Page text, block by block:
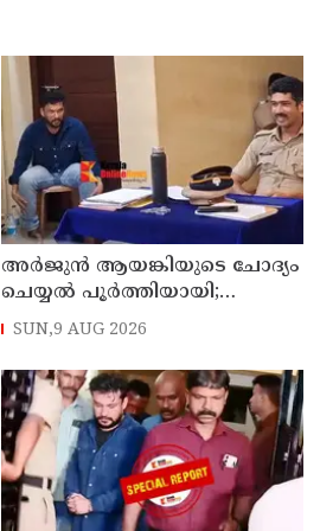
അര്‍ജുന്‍ ആയങ്കിയുടെ ചോദ്യം
ചെയ്യല്‍ പൂര്‍ത്തിയായി;
കൂത്തുപറമ്പ് മജിസ്ട്രേറ്റിന്
SUN,9 AUG 2026